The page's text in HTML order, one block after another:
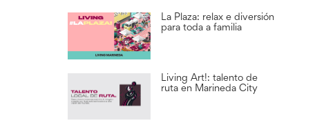
La Plaza: relax e diversión
para toda a familia
Living Art!: talento de
ruta en Marineda City